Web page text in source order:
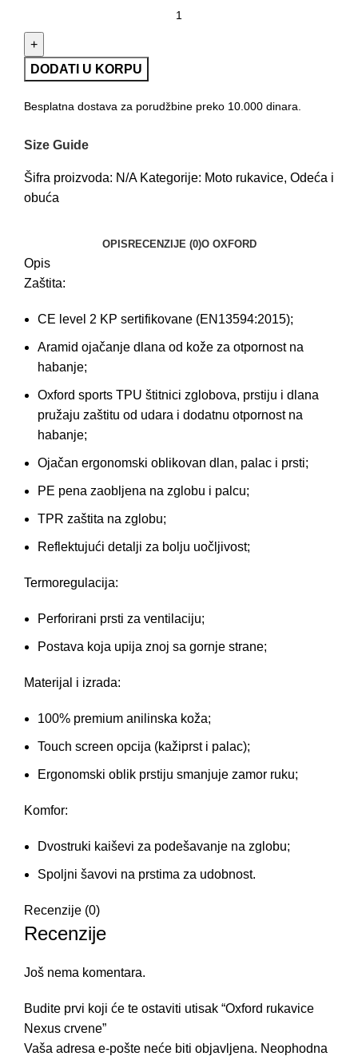
Oxford rukavice Nexus crvene količina
DODATI U KORPU
Besplatna dostava za porudžbine preko 10.000 dinara.
Size Guide
Šifra proizvoda: N/A Kategorije: Moto rukavice, Odeća i
obuća
OPISRECENZIJE (0)O OXFORD
Opis
Zaštita:
CE level 2 KP sertifikovane (EN13594:2015);
Aramid ojačanje dlana od kože za otpornost na
habanje;
Oxford sports TPU štitnici zglobova, prstiju i dlana
pružaju zaštitu od udara i dodatnu otpornost na
habanje;
Ojačan ergonomski oblikovan dlan, palac i prsti;
PE pena zaobljena na zglobu i palcu;
TPR zaštita na zglobu;
Reflektujući detalji za bolju uočljivost;
Termoregulacija:
Perforirani prsti za ventilaciju;
Postava koja upija znoj sa gornje strane;
Materijal i izrada:
100% premium anilinska koža;
Touch screen opcija (kažiprst i palac);
Ergonomski oblik prstiju smanjuje zamor ruku;
Komfor:
Dvostruki kaiševi za podešavanje na zglobu;
Spoljni šavovi na prstima za udobnost.
Recenzije (0)
Recenzije
Još nema komentara.
Budite prvi koji će te ostaviti utisak “Oxford rukavice
Nexus crvene”
Vaša adresa e-pošte neće biti objavljena. Neophodna